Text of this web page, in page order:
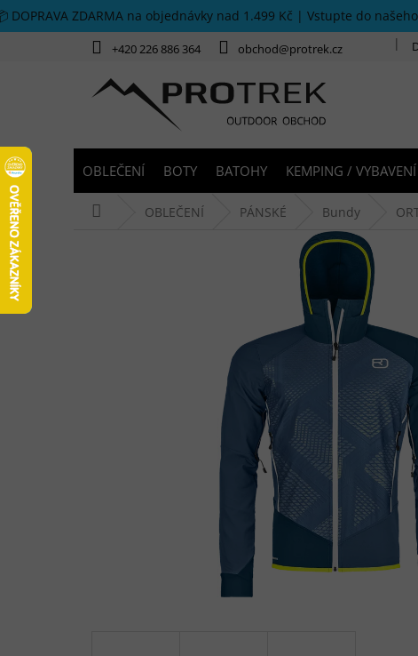
Přejít na obsah
DOPRAVA ZDARMA na objednávky nad 1.499 Kč | Vstupte do
+420 226 886 364 obchod@protrek.cz
OBLEČENÍ BOTY BATOHY KEMPING / VYBAVENÍ
OBLEČENÍ PÁNSKÉ Bundy